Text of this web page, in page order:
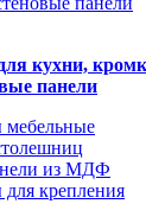
кухни,
панели
из МДФ
крепления